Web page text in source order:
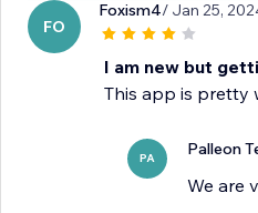
FO
Foxism4/ Jan 25,
I am new but
This app is pretty
PA Palleon
We are